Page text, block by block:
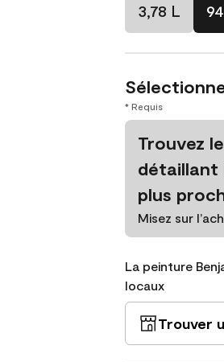
3,78 L
* Requis
Trouvez le
détaillant
plus
Misez sur
La peinture
locaux
Trouver